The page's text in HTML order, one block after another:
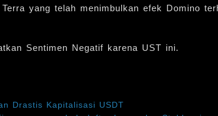
yang telah menimbulkan efek Domino
Sentimen Negatif karena UST ini.
Drastis Kapitalisasi USDT